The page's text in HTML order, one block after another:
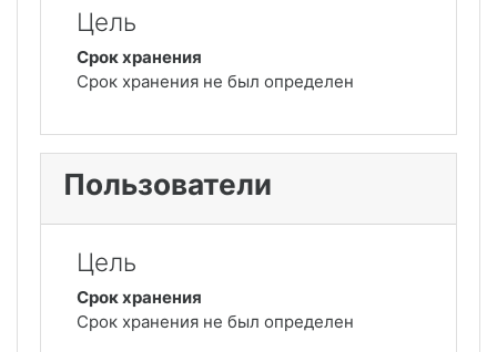
Цель
Срок хранения
Срок хранения не был определен
Пользователи
Цель
Срок хранения
Срок хранения не был определен